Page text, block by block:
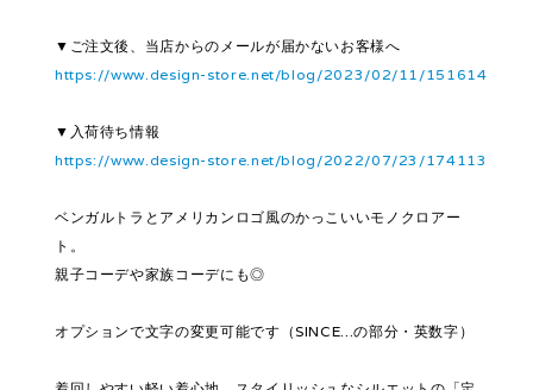
▼ご注文後、当店からのメールが届かないお客様へ
https://www.design-store.net/blog/2023/02/11/151614
▼入荷待ち情報
https://www.design-store.net/blog/2022/07/23/174113
ベンガルトラとアメリカンロゴ風のかっこいいモノクロアー
ト。
親子コーデや家族コーデにも◎
オプションで文字の変更可能です（SINCE...の部分・英数字）